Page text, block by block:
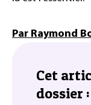
Par Raymond
Cet
dossier :